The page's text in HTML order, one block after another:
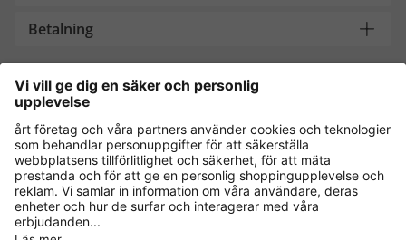
Betalning
Handla säkert med
Andra onlinebutiker
Sverige